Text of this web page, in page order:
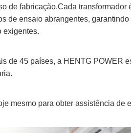
de fabricação.Cada
de ensaio abrangentes,
exigentes.
de 45 países, a HENTG POWER
mesmo para obter assistência de